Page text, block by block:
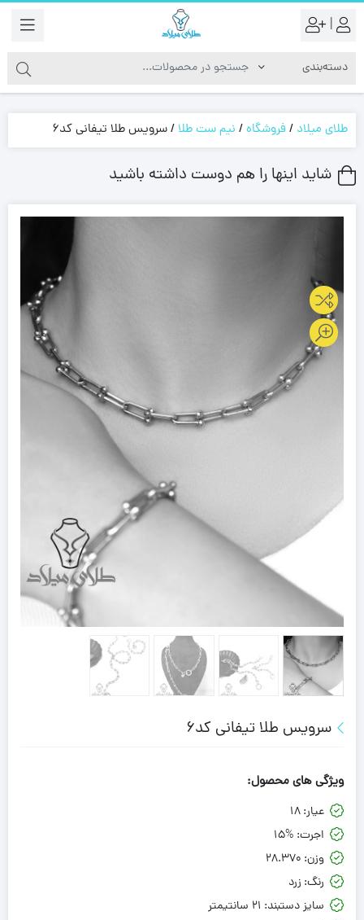
|
طلای میلاد /فروشگاه/ نیم ست طلا/سرویس طلا تیفانی کد6
شاید اینها را هم دوست داشته باشید
سرویس طلا تیفانی کد6
ویژگی های محصول:
عیار:18
اجرت: 15%
وزن: 28.370
رنگ: زرد
سایز دستبند: 21 سانتیمتر